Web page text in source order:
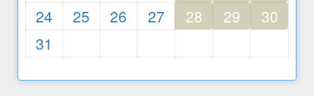
24
25 26 27 28 29
30
31